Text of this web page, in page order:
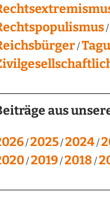
aus
2025 2024
2019 2018